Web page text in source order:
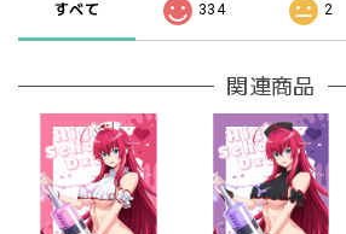
すべて 334 2
関連商品